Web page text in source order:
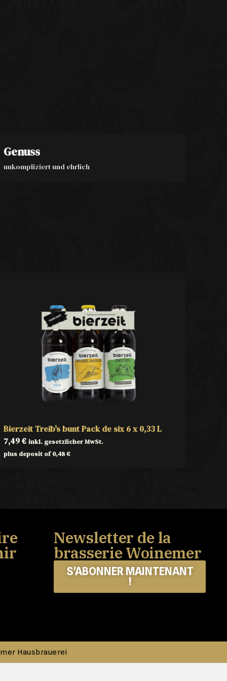
Genuss
unkompliziert und ehrlich
Bierzeit Treib's bunt Pack de six 6 x 0,33 L
7,49€ inkl. gesetzlicher MwSt.
plus deposit of0,48€
Newsletter de la
brasserie Woinemer
S'ABONNER MAINTENANT
!
Hausbrauerei